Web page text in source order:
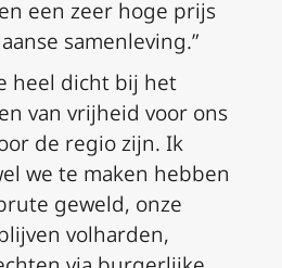
een zeer hoge prijs
samenleving.”
heel dicht bij het
van vrijheid voor ons
de regio zijn. Ik
we te maken hebben
geweld, onze
volharden,